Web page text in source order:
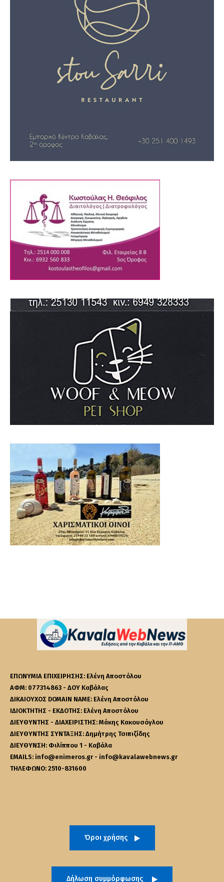
ΕΠΩΝΥΜΙΑ ΕΠΙΧΕΙΡΗΣΗΣ: Ελένη Αποστόλου
ΑΦΜ: 077314863 - ΔΟΥ Καβάλας
ΔΙΚΑΙΟΥΧΟΣ DOMAIN NAME: Ελένη Αποστόλου
ΙΔΙΟΚΤΗΤΗΣ - ΕΚΔΟΤΗΣ: Ελένη Αποστόλου
ΔΙΕΥΘΥΝΤΗΣ - ΔΙΑΧΕΙΡΙΣΤΗΣ: Μάκης Κακουσόγλου
ΔΙΕΥΘΥΝΤΗΣ ΣΥΝΤΑΞΗΣ: Δημήτρης Τσιπιζίδης
ΔΙΕΥΘΥΝΣΗ: Φιλίππου 1 - Καβάλα
EMAILS: info@enimeros.gr - info@kavalawebnews.gr
ΤΗΛΕΦΩΝΟ: 2510-831600
Όροι χρήσης
Δήλωση συμμόρφωσης